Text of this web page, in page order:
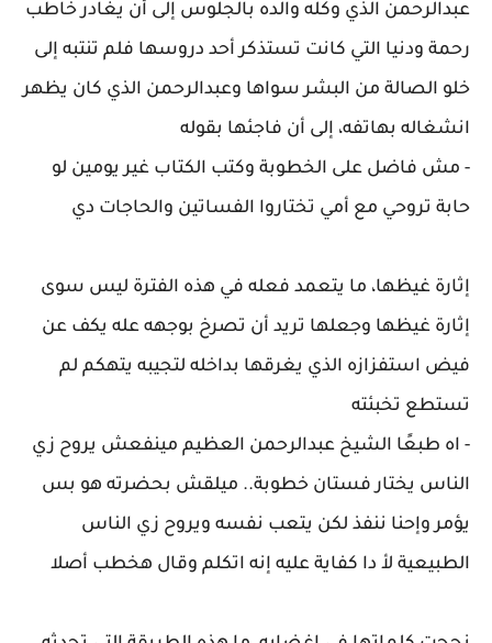
عبدالرحمن الذي وكله والده بالجلوس إلى أن يغادر خاطب
رحمة ودنيا التي كانت تستذكر أحد دروسها فلم تنتبه إلى
خلو الصالة من البشر سواها وعبدالرحمن الذي كان يظهر
انشغاله بهاتفه، إلى أن فاجئها بقوله
- مش فاضل على الخطوبة وكتب الكتاب غير يومين لو
حابة تروحي مع أمي تختاروا الفساتين والحاجات دي
إثارة غيظها، ما يتعمد فعله في هذه الفترة ليس سوى
إثارة غيظها وجعلها تريد أن تصرخ بوجهه عله يكف عن
فيض استفزازه الذي يغرقها بداخله لتجيبه يتهكم لم
تستطع تخبئته
- اه طبعًا الشيخ عبدالرحمن العظيم مينفعش يروح زي
الناس يختار فستان خطوبة.. ميلقش بحضرته هو بس
يؤمر وإحنا ننفذ لكن يتعب نفسه ويروح زي الناس
الطبيعية لأ دا كفاية عليه إنه اتكلم وقال هخطب أصلا